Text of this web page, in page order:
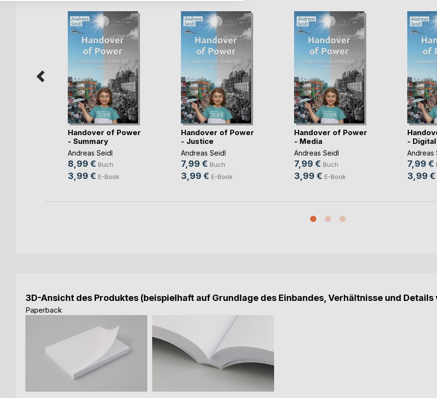
Handover of Power
- Summary
Andreas Seidl
8,99 € Buch
3,99 € E-Book
Handover of Power
- Justice
Andreas Seidl
7,99 € Buch
3,99 € E-Book
Handover of Power
- Media
Andreas Seidl
7,99 € Buch
3,99 € E-Book
- Digital
Andreas
7,99 €
3,99 €
3D-Ansicht des Produktes (beispielhaft auf Grundlage des Einbandes, Verhältnisse und
Paperback